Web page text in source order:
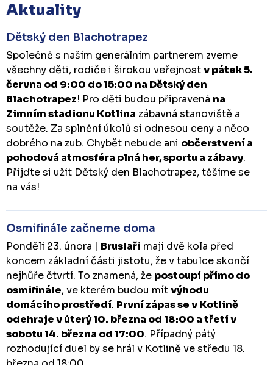
Aktuality
Dětský den Blachotrapez
Společně s naším generálním partnerem zveme
všechny děti, rodiče i širokou veřejnostv pátek 5.
června od 9:00 do 15:00 na Dětský den
Blachotrapez! Pro děti budou připravená na
Zimním stadionu Kotlina zábavná stanoviště a
soutěže. Za splnění úkolů si odnesou ceny a něco
dobrého na zub. Chybět nebude ani občerstvení a
pohodová atmosféra plná her, sportu a zábavy.
Přijďte si užít Dětský den Blachotrapez, těšíme se
na vás!
Osmifinále začneme doma
Pondělí 23. února | Bruslaři mají dvě kola před
koncem základní části jistotu, že v tabulce skončí
nejhůře čtvrtí. To znamená, že postoupí přímo do
osmifinále, ve kterém budou mítvýhodu
domácího prostředí. První zápas se v Kotlině
odehraje v úterý 10. března od 18:00 a třetí v
sobotu 14. března od 17:00. Případný pátý
rozhodující duel by se hrál v Kotlině ve středu 18.
března od 18:00.